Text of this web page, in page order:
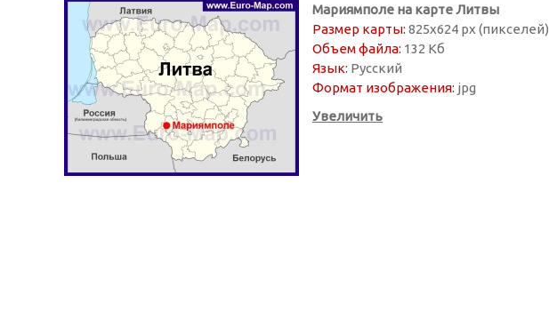
Мариямполе на карте Литвы
Размер карты: 825х624 px (пикселей)
Объем файла: 132 Кб
Язык: Русский
Формат изображения: jpg
Увеличить